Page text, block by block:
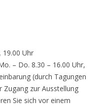
19.00 Uhr
– Do. 8.30 – 16.00 Uhr,
(durch Tagungen
Zugang zur Ausstellung
Sie sich vor einem